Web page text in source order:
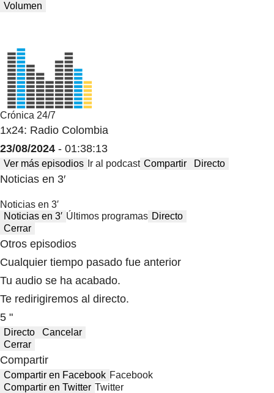
Volumen
Crónica 24/7
1x24: Radio Colombia
23/08/2024 - 01:38:13
Ver más episodios Ir al podcast Compartir Directo
Noticias en 3′
Noticias en 3′
Noticias en 3′ Últimos programas Directo
Cerrar
Otros episodios
Cualquier tiempo pasado fue anterior
Tu audio se ha acabado.
Te redirigiremos al directo.
5 "
Directo
Cancelar
Cerrar
Compartir
Compartir en Facebook Facebook
Compartir en Twitter Twitter